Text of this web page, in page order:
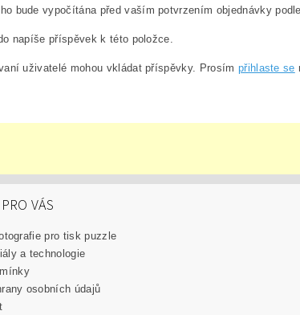
bude vypočítána před vaším potvrzením objednávky
napíše příspěvek k této položce.
uživatelé mohou vkládat příspěvky. Prosím přihlaste se
VÁS
pro tisk puzzle
a technologie
osobních údajů